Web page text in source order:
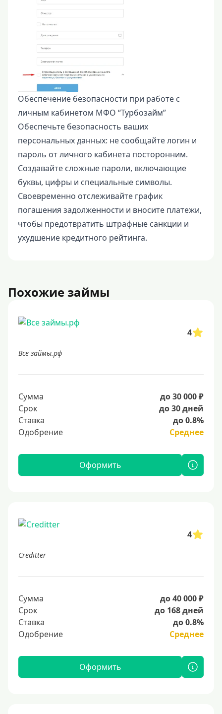
Обеспечение безопасности при работе с
личным кабинетом МФО “Турбозайм”
Обеспечьте безопасность ваших
персональных данных: не сообщайте логин и
пароль от личного кабинета посторонним.
Создавайте сложные пароли, включающие
буквы, цифры и специальные символы.
Своевременно отслеживайте график
погашения задолженности и вносите платежи,
чтобы предотвратить штрафные санкции и
ухудшение кредитного рейтинга.
Похожие займы
4
Все займы.рф
Сумма
до 30 000 ₽
Срок
до 30 дней
Ставка
до 0.8%
Одобрение
Среднее
Оформить
4
Creditter
Сумма
до 40 000 ₽
Срок
до 168 дней
Ставка
до 0.8%
Одобрение
Среднее
Оформить